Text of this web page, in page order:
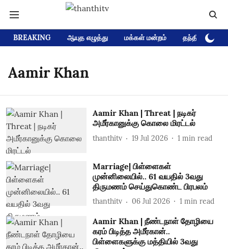
BREAKING ஆயுத எழுத்து மக்கள் மன்றம் தந்தி டிவி
Aamir Khan
Aamir Khan | Threat | நடிகர்
அமீர்கானுக்கு கொலை மிரட்டல்
thanthitv 19 Jul 2026 1 min read
Marriage| பிள்ளைகள்
முன்னிலையில்.. 61 வயதில் 3வது
திருமணம் செய்துகொண்ட பிரபலம்
thanthitv 06 Jul 2026 1 min read
Aamir Khan | நீண்டநாள் தோழியை
கரம் பிடித்த அமீர்கான்..
பிள்ளைகளுக்கு மத்தியில் 3வது